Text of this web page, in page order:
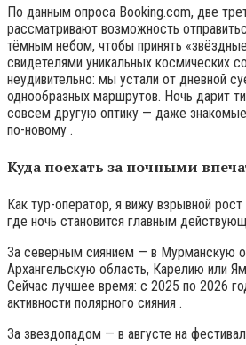
По данным опроса Booking.com, две
рассматривают возможность
тёмным небом, чтобы принять
свидетелями уникальных космических
неудивительно: мы устали от дневной
однообразных маршрутов. Ночь дарит
совсем другую оптику — даже
по-новому .
Куда поехать за ночными
Как тур-оператор, я вижу взрывной рост
где ночь становится главным
За северным сиянием — в Мурманскую
Архангельскую область, Карелию или
Сейчас лучшее время: с 2025 по 2026
активности полярного сияния .
За звездопадом — в августе на